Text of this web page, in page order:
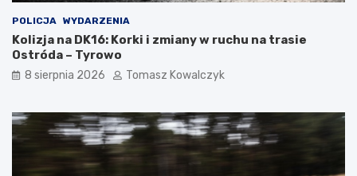
POLICJA WYDARZENIA
Kolizja na DK16: Korki i zmiany w ruchu na trasie
Ostróda – Tyrowo
8 sierpnia 2026 Tomasz Kowalczyk